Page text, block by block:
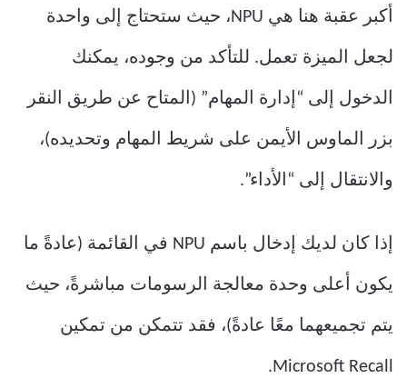
أكبر عقبة هنا هي NPU، حيث ستحتاج إلى واحدة
لجعل الميزة تعمل. للتأكد من وجوده، يمكنك
الدخول إلى “إدارة المهام” (المتاح عن طريق النقر
بزر الماوس الأيمن على شريط المهام وتحديده)،
والانتقال إلى “الأداء”.
إذا كان لديك إدخال باسم NPU في القائمة (عادةً ما
يكون أعلى وحدة معالجة الرسومات مباشرةً، حيث
يتم تجميعهما معًا عادةً)، فقد تتمكن من تمكين
Microsoft Recall.